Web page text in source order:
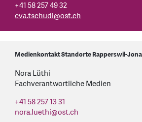
+41 58 257 49 32
eva.tschudi@ost.ch
Medienkontakt Standorte Rapperswil-
Nora Lüthi
Fachverantwortliche Medien
+41 58 257 13 31
nora.luethi@ost.ch